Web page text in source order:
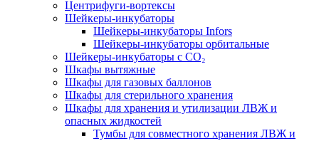
Центрифуги-вортексы
Шейкеры-инкубаторы
Шейкеры-инкубаторы Infors
Шейкеры-инкубаторы орбитальные
Шейкеры-инкубаторы с CО₂
Шкафы вытяжные
Шкафы для газовых баллонов
Шкафы для стерильного хранения
Шкафы для хранения и утилизации ЛВЖ и
опасных жидкостей
Тумбы для совместного хранения ЛВЖ и